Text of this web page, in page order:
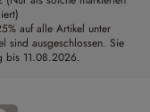
auf alle Artikel unter
sind ausgeschlossen. Sie
bis 11.08.2026.